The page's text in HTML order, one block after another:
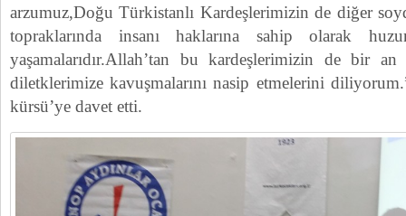
arzumuz,Doğu Türkistanlı Kardeşlerimizin de diğer
topraklarında insanı haklarına sahip olarak
yaşamalarıdır.Allah’tan bu kardeşlerimizin de bir
diletklerimize kavuşmalarını nasip etmelerini
kürsü’ye davet etti.